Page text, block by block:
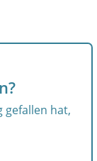
gefallen hat,